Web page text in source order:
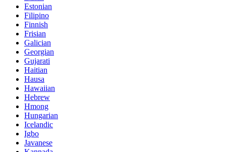
Estonian
Filipino
Finnish
Frisian
Galician
Georgian
Gujarati
Haitian
Hausa
Hawaiian
Hebrew
Hmong
Hungarian
Icelandic
Igbo
Javanese